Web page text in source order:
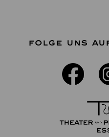
FOLGE UNS